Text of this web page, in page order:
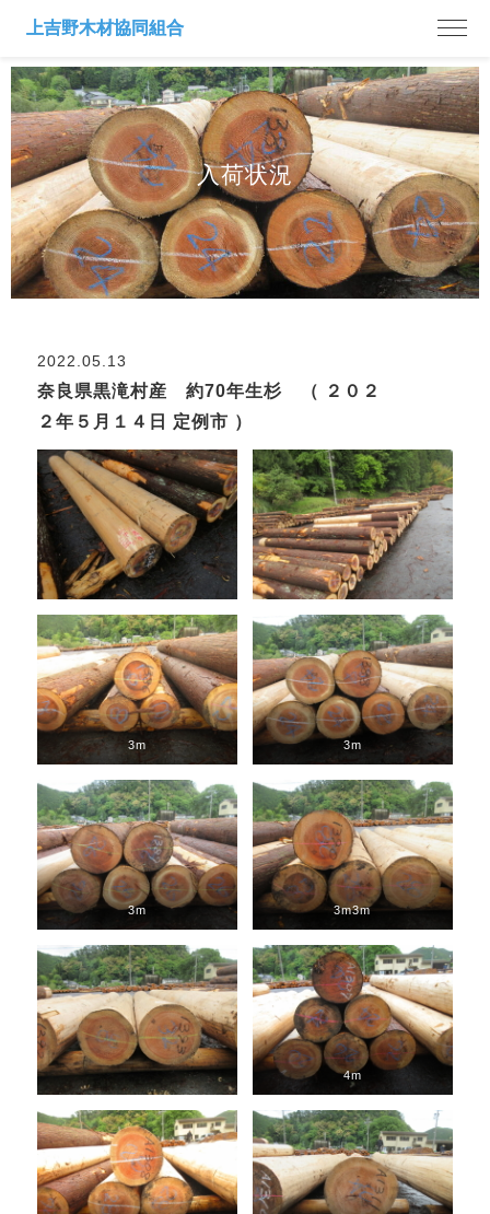
入荷状況
2022.05.13
奈良県黒滝村産 約70年生杉 （ ２０２
２年５月１４日 定例市 ）
3m 3m
3m 3m3m
4m